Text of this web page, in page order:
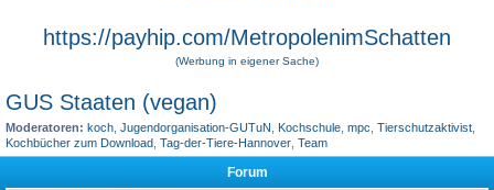
https://payhip.com/MetropolenimSchatten
(Werbung in eigener Sache)
GUS Staaten (vegan)
Moderatoren: koch Jugendorganisation-GUTuN Kochschule mpc Tierschutzaktivist
Kochbücher zum Download Tag-der-Tiere-Hannover Team
Forum